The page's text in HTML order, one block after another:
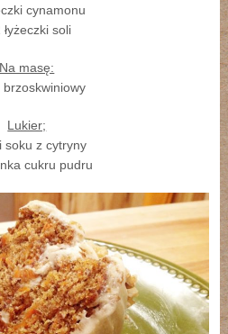
cynamonu
łyżeczki soli
Na masę:
brzoskwiniowy
Lukier;
soku z cytryny
cukru pudru